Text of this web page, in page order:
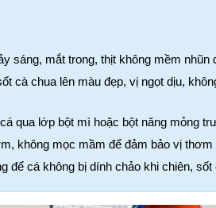
sáng, mắt trong, thịt không mềm
cà chua lên màu đẹp, vị ngọt dịu,
qua lớp bột mì hoặc bột năng mỏng
không mọc mầm để đảm bảo vị thơm
để cá không bị dính chảo khi chiên,